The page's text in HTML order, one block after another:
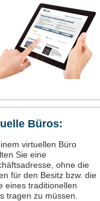
Büros:
virtuellen Büro
Sie eine
ohne die
für den Besitz bzw. die
eines traditionellen
tragen zu müssen.